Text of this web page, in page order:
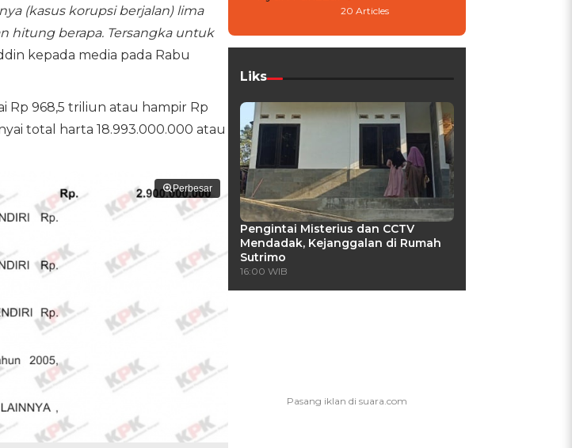
(kasus korupsi berjalan) lima
hitung berapa. Tersangka untuk
kepada media pada Rabu
Rp 968,5 triliun atau hampir Rp
total harta 18.993.000.000 atau
Perbesar
20 Articles
Liks
Pengintai Misterius dan CCTV
Mendadak, Kejanggalan di Rumah
Sutrimo
16:00 WIB